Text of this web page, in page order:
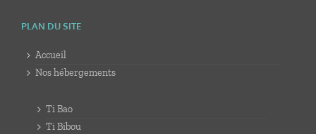
PLAN DU SITE
Accueil
Nos hébergements
Ti Bao
Ti Bibou